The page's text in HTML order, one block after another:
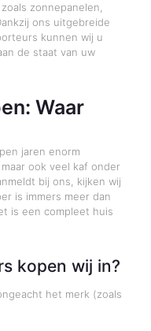
zonnepanelen,
ons uitgebreide
kunnen wij u
de staat van uw
Waar
jaren enorm
ook veel kaf onder
bij ons, kijken wij
is immers meer dan
is een compleet huis
kopen wij in?
het merk (zoals